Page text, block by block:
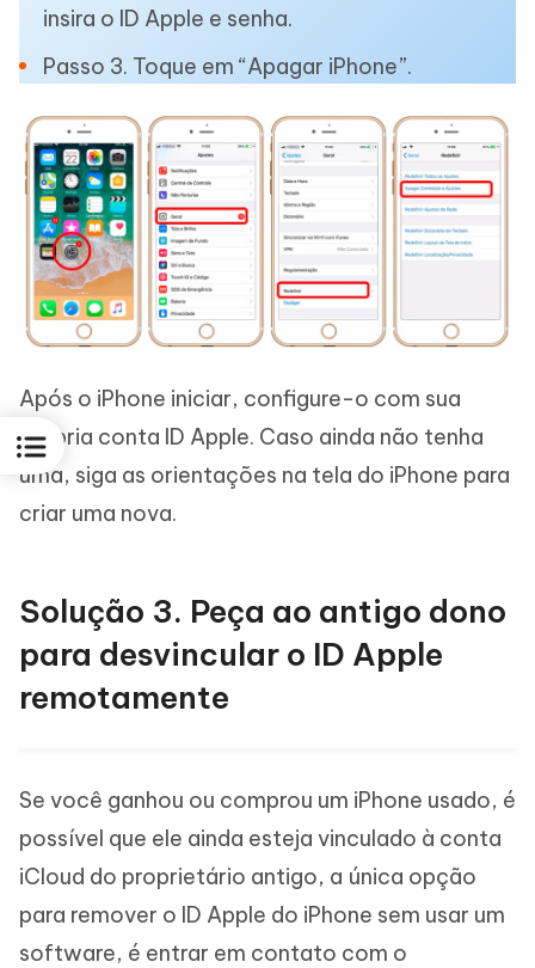
insira o ID Apple e senha.
Passo 3. Toque em “Apagar iPhone”.
Após o iPhone iniciar, configure-o com sua
própria conta ID Apple. Caso ainda não tenha
uma, siga as orientações na tela do iPhone para
criar uma nova.
Solução 3. Peça ao antigo dono
para desvincular o ID Apple
remotamente
Se você ganhou ou comprou um iPhone usado, é
possível que ele ainda esteja vinculado à conta
iCloud do proprietário antigo, a única opção
para remover o ID Apple do iPhone sem usar um
software, é entrar em contato com o